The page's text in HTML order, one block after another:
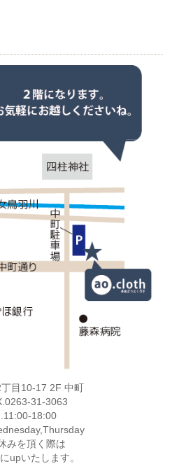
目10-17 2F 中町
31-3063
18:00
みを頂く際は
upいたします。